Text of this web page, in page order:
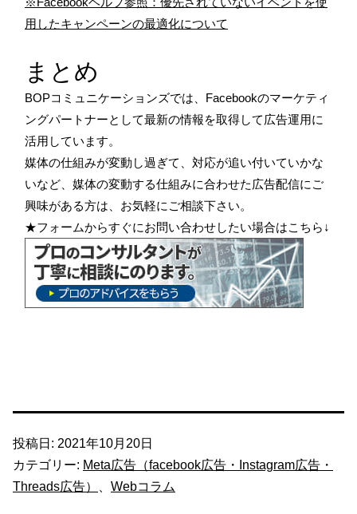
用したキャンペーンの最適化について
まとめ
BOPコミュニケーションズでは、Facebookのマーケティ
ングパートナーとして最新の情報を取得して広告運用に
活用しています。
媒体の仕組みが変動し過ぎて、対応が追い付いていかな
いなど、媒体の変動する仕組みに合わせた広告配信にご
興味がある方は、お気軽にご相談下さい。
★フォームからすぐにお問い合わせしたい場合はこちら↓
投稿日: 2021年10月20日
カテゴリー: Meta広告（facebook広告・Instagram広告・
Threads広告）
Webコラム